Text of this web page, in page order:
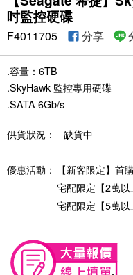
吋監控硬碟
F4011705 分享
.容量：6TB
.SkyHawk 監控專用硬碟
.SATA 6Gb/s
供貨狀況： 缺貨中
優惠活動：
【新客限定】首
宅配限定【2萬
宅配限定【5萬